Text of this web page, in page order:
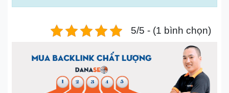
5/5 - (1 bình chọn)